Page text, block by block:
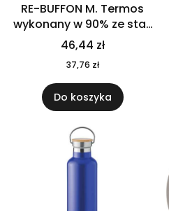
RE-BUFFON M. Termos
wykonany w 90% ze stali
nierdzewnej
pochodzącej z
recyklingu 520 ml 94294
46,44 zł
37,76 zł
Do koszyka